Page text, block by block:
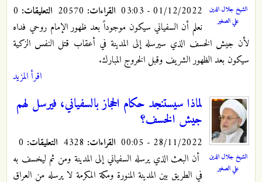
الشيخ جلال الدين
علي الصغير
01/12/2022 - 03:03 القراءات: التعليقات:
نعلم أن السفياني سيكون موجوداً بعد ظهور الإمام روحي فداه
لأن جيش الخسف الذي سيرسله إلى المدينة في أعقاب قتل النفس الزكية
سيكون بعد الظهور الشريف وقبل الخروج المبارك.
اقرأ المزيد
الشيخ جلال الدين
علي الصغير
لماذا سيستنجد حكام الحجاز بالسفياني، فيرسل لهم
جيش الخسف؟
28/11/2022 - 00:05 القراءات: التعليقات:
أن البعث الذي يرسله السفياني إلى المدينة ومن ثم ليخسف به
في الطريق بين المدينة المنورة ومكة المكرمة لا يرسله من العراق